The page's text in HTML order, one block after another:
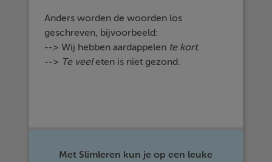
Anders worden de woorden los
geschreven, bijvoorbeeld:
--> Wij hebben aardappelen te kort.
--> Te veeleten is niet gezond.
Met Slimleren kun je op een leuke